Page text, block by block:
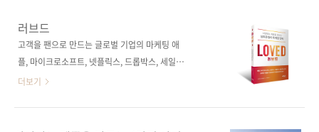
끼지 못했고, 시장은 급격히 변하면서 클라우드
와 구독 모델이 주목받기 시작했습니다. 어도비
는 이 변화 속에서 생존은 물론, 미래를 위한 혁
전환한다는 대담한 결단을 내렸습니다. 《트랜
스폼드》는 어도비의 크리에이티브 클라우드 전
러브드
고객을 팬으로 만드는 글로벌 기업의 마케팅 애
플, 마이크로소프트, 넷플릭스, 드롭박스, 세일즈
포스 같은 IT 선도 기업은 프로덕트 마케팅을 어
더보기